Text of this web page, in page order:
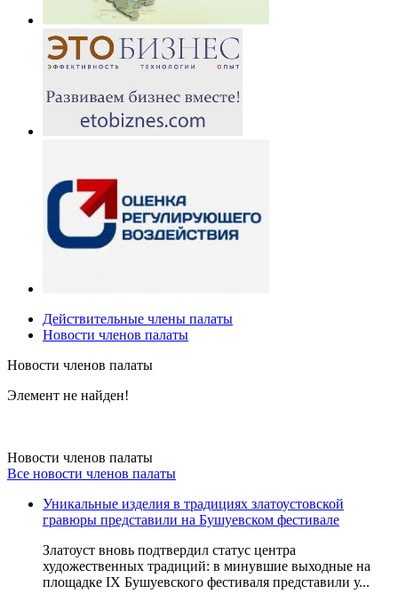
Действительные члены палаты
Новости членов палаты
Новости членов палаты
Элемент не найден!
Новости членов палаты
Все новости членов палаты
Уникальные изделия в традициях златоустовской
гравюры представили на Бушуевском фестивале
Златоуст вновь подтвердил статус центра
художественных традиций: в минувшие выходные на
площадке IX Бушуевского фестиваля представили у...